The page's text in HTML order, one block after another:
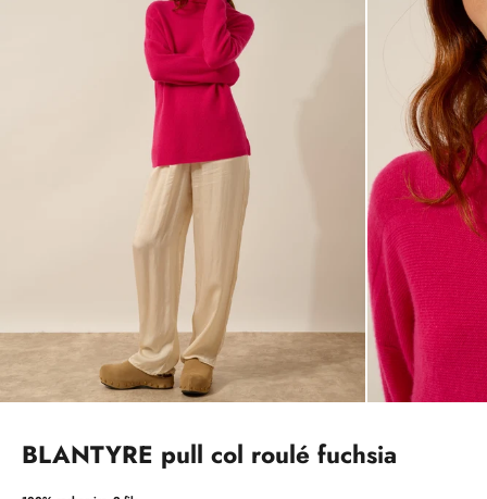
BLANTYRE pull col roulé fuchsia